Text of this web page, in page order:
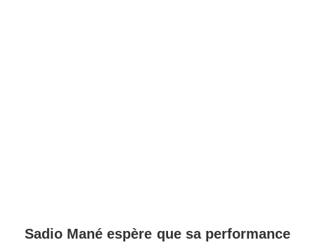
Sadio Mané espère que sa performance